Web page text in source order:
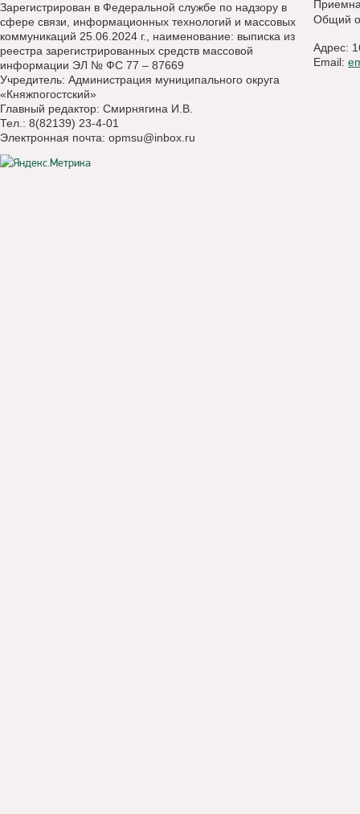
Зарегистрирован в Федеральной службе по надзору в
сфере связи, информационных технологий и массовых
коммуникаций 25.06.2024 г., наименование: выписка из
реестра зарегистрированных средств массовой
информации ЭЛ № ФС 77 – 87669
Учредитель: Администрация муниципального округа
«Княжпогостский»
Главный редактор: Смирнягина И.В.
Тел.: 8(82139) 23-4-01
Электронная почта: opmsu@inbox.ru
Общий
Адрес:
Email: